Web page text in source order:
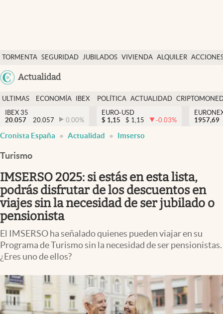
TORMENTA SEGURIDAD JUBILADOS VIVIENDA ALQUILER
USA
Actualidad
Economía y finanzas
Política
Actualidad
Criptomonedas
España
ULTIMAS
NOTICIAS
ECONOMÍA
FINANZAS
IBEX
EURO
POLÍTICA ACTUALIDAD
IBEX 35
20.057
20.057 0.00%
EURO-USD
$ 1,15 $ 1,15 -0.03%
1957,69
Cronista España Actualidad Imserso
Turismo
IMSERSO 2025: si estás en esta lista,
podrás disfrutar de los descuentos en
viajes sin la necesidad de ser jubilado o
pensionista
El IMSERSO ha señalado quienes pueden viajar en su
Programa de Turismo sin la necesidad de ser pensionistas.
¿Eres uno de ellos?